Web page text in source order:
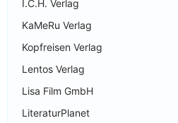
I.C.H. Verlag
KaMeRu Verlag
Kopfreisen Verlag
Lentos Verlag
Lisa Film GmbH
LiteraturPlanet